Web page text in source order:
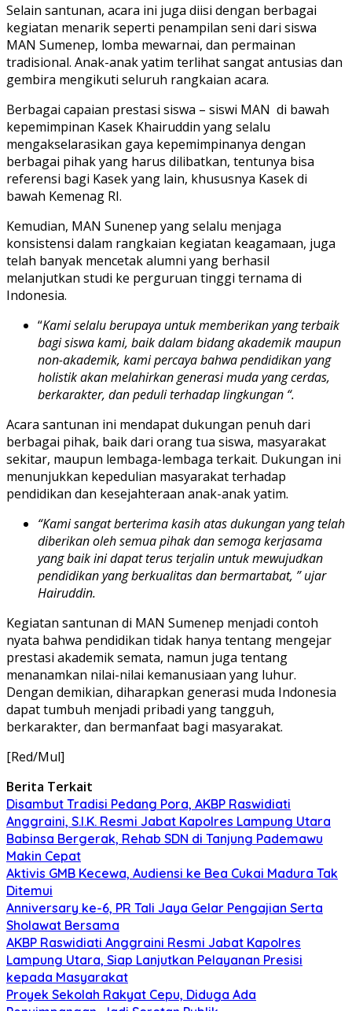
Selain santunan, acara ini juga diisi dengan berbagai
kegiatan menarik seperti penampilan seni dari siswa
MAN Sumenep, lomba mewarnai, dan permainan
tradisional. Anak-anak yatim terlihat sangat antusias dan
gembira mengikuti seluruh rangkaian acara.
Berbagai capaian prestasi siswa – siswi MAN di bawah
kepemimpinan Kasek Khairuddin yang selalu
mengakselarasikan gaya kepemimpinanya dengan
berbagai pihak yang harus dilibatkan, tentunya bisa
referensi bagi Kasek yang lain, khususnya Kasek di
bawah Kemenag RI.
Kemudian, MAN Sunenep yang selalu menjaga
konsistensi dalam rangkaian kegiatan keagamaan, juga
telah banyak mencetak alumni yang berhasil
melanjutkan studi ke perguruan tinggi ternama di
Indonesia.
“Kami selalu berupaya untuk memberikan yang terbaik
bagi siswa kami, baik dalam bidang akademik maupun
non-akademik, kami percaya bahwa pendidikan yang
holistik akan melahirkan generasi muda yang cerdas,
berkarakter, dan peduli terhadap lingkungan “.
Acara santunan ini mendapat dukungan penuh dari
berbagai pihak, baik dari orang tua siswa, masyarakat
sekitar, maupun lembaga-lembaga terkait. Dukungan ini
menunjukkan kepedulian masyarakat terhadap
pendidikan dan kesejahteraan anak-anak yatim.
“Kami sangat berterima kasih atas dukungan yang telah
diberikan oleh semua pihak dan semoga kerjasama
yang baik ini dapat terus terjalin untuk mewujudkan
pendidikan yang berkualitas dan bermartabat, ” ujar
Hairuddin.
Kegiatan santunan di MAN Sumenep menjadi contoh
nyata bahwa pendidikan tidak hanya tentang mengejar
prestasi akademik semata, namun juga tentang
menanamkan nilai-nilai kemanusiaan yang luhur.
Dengan demikian, diharapkan generasi muda Indonesia
dapat tumbuh menjadi pribadi yang tangguh,
berkarakter, dan bermanfaat bagi masyarakat.
[Red/Mul]
Berita Terkait
Disambut Tradisi Pedang Pora, AKBP Raswidiati
Anggraini, S.I.K. Resmi Jabat Kapolres Lampung Utara
Babinsa Bergerak, Rehab SDN di Tanjung Pademawu
Makin Cepat
Aktivis GMB Kecewa, Audiensi ke Bea Cukai Madura Tak
Ditemui
Anniversary ke-6, PR Tali Jaya Gelar Pengajian Serta
Sholawat Bersama
AKBP Raswidiati Anggraini Resmi Jabat Kapolres
Lampung Utara, Siap Lanjutkan Pelayanan Presisi
kepada Masyarakat
Proyek Sekolah Rakyat Cepu, Diduga Ada